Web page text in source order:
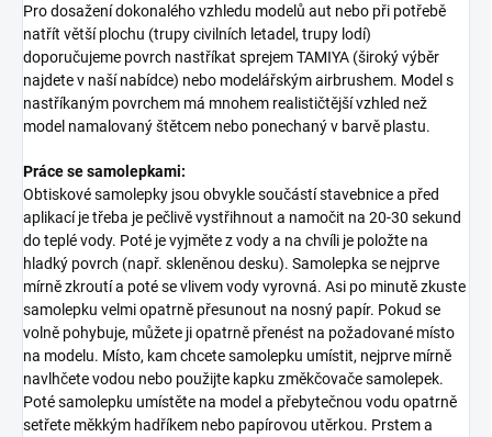
Pro dosažení dokonalého vzhledu modelů aut nebo při potřebě
natřít větší plochu (trupy civilních letadel, trupy lodí)
doporučujeme povrch nastříkat sprejem TAMIYA (široký výběr
najdete v naší nabídce) nebo modelářským airbrushem. Model s
nastříkaným povrchem má mnohem realističtější vzhled než
model namalovaný štětcem nebo ponechaný v barvě plastu.
Práce se samolepkami:
Obtiskové samolepky jsou obvykle součástí stavebnice a před
aplikací je třeba je pečlivě vystřihnout a namočit na 20-30 sekund
do teplé vody. Poté je vyjměte z vody a na chvíli je položte na
hladký povrch (např. skleněnou desku). Samolepka se nejprve
mírně zkroutí a poté se vlivem vody vyrovná. Asi po minutě zkuste
samolepku velmi opatrně přesunout na nosný papír. Pokud se
volně pohybuje, můžete ji opatrně přenést na požadované místo
na modelu. Místo, kam chcete samolepku umístit, nejprve mírně
navlhčete vodou nebo použijte kapku změkčovače samolepek.
Poté samolepku umístěte na model a přebytečnou vodu opatrně
setřete měkkým hadříkem nebo papírovou utěrkou. Prstem a